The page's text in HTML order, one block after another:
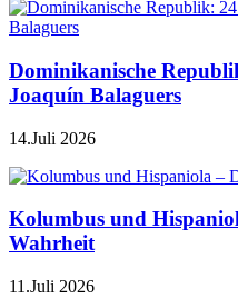
Dominikanische
Joaquín Balaguers
14.Juli 2026
Kolumbus und
Wahrheit
11.Juli 2026